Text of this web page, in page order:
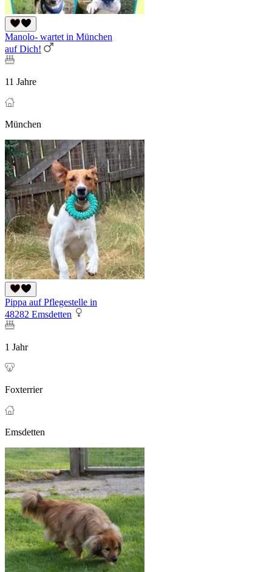
Manolo- wartet in München
auf Dich!
11 Jahre
München
Pippa auf Pflegestelle in
48282 Emsdetten
1 Jahr
Foxterrier
Emsdetten